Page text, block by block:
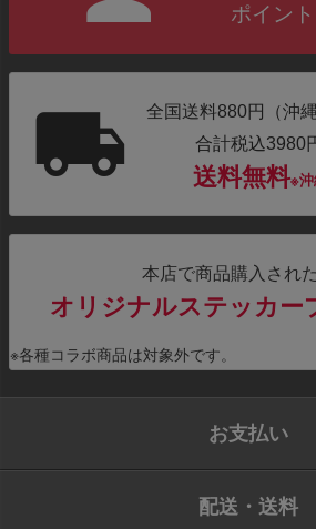
ポイン
全国送料880円（沖
合計税込3980
送料無料※沖
本店で商品購入され
オリジナルステッカー
※各種コラボ商品は対象外です。
お支払い
配送・送料